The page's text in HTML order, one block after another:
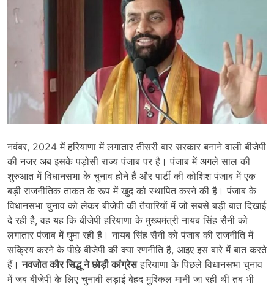
नवंबर, 2024 में हरियाणा में लगातार तीसरी बार सरकार बनाने वाली बीजेपी
की नजर अब इसके पड़ोसी राज्य पंजाब पर है। पंजाब में अगले साल की
शुरुआत में विधानसभा के चुनाव होने हैं और पार्टी की कोशिश पंजाब में एक
बड़ी राजनीतिक ताकत के रूप में खुद को स्थापित करने की है। पंजाब के
विधानसभा चुनाव को लेकर बीजेपी की तैयारियों में जो सबसे बड़ी बात दिखाई
दे रही है, वह यह कि बीजेपी हरियाणा के मुख्यमंत्री नायब सिंह सैनी को
लगातार पंजाब में घुमा रही है। नायब सिंह सैनी को पंजाब की राजनीति में
सक्रिय करने के पीछे बीजेपी की क्या रणनीति है, आइए इस बारे में बात करते
हैं।नवजोत कौर सिद्धू ने छोड़ी कांग्रेसहरियाणा के पिछले विधानसभा चुनाव
में जब बीजेपी के लिए चुनावी लड़ाई बेहद मुश्किल मानी जा रही थी तब भी